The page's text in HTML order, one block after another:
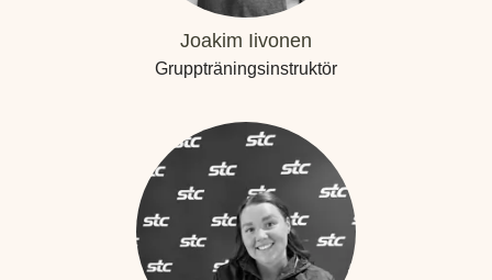
Joakim Iivonen
Gruppträningsinstruktör